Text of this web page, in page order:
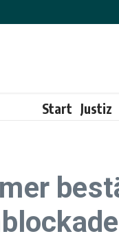
Start Justiz